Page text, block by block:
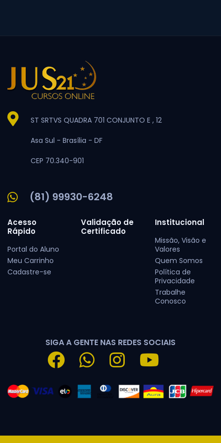
ST SRTVS QUADRA 701 CONJUNTO E , 12
Asa Sul - Brasília - DF
CEP 70.340-901
(81) 99930-6248
Acesso
Rápido
Portal do Aluno
Meu Carrinho
Cadastre-se
Validação de
Certificado
Institucional
Missão, Visão e
Valores
Quem Somos
Política de
Privacidade
Trabalhe
Conosco
SIGA A GENTE NAS REDES SOCIAIS